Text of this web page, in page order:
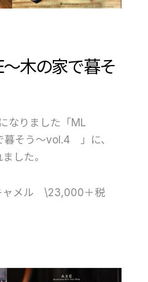
～木の家で暮そ
なりました「ML
暮そう～vol.4 」に、
した。
メル \23,000＋税